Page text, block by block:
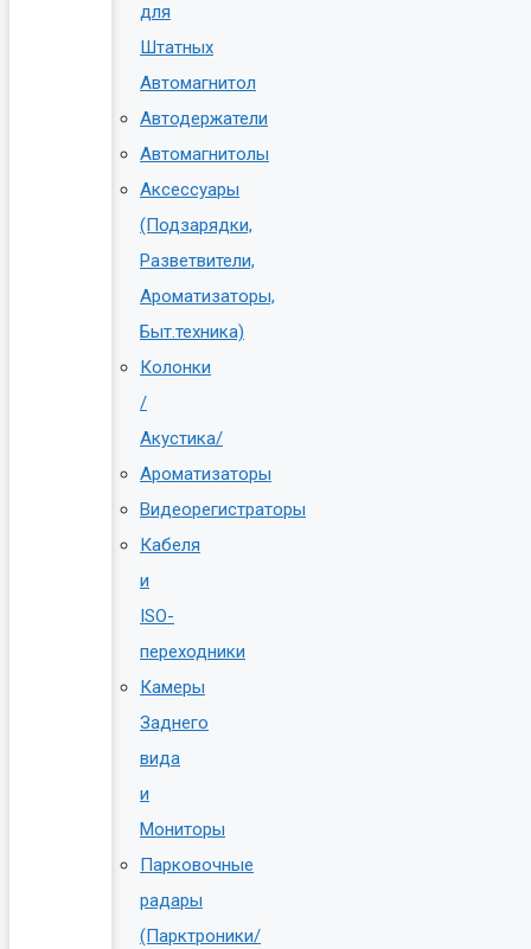
для
Штатных
Автомагнитол
Автодержатели
Автомагнитолы
Аксессуары
(Подзарядки,
Разветвители,
Ароматизаторы,
Быт.техника)
Колонки
/
Акустика/
Ароматизаторы
Видеорегистраторы
Кабеля
и
ISO-
переходники
Камеры
Заднего
вида
и
Мониторы
Парковочные
радары
(Парктроники/